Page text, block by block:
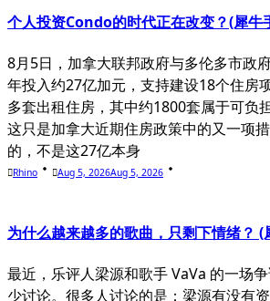
个人投资Condo的时代正在改变？(犀牛
8月5日，加拿大联邦政府与多伦多市政
年投入约27亿加元，支持建设18个住房
多套出租住房，其中约1800套属于可负
这只是加拿大近期住房政策中的又一项
的，不是这27亿本身
Rhino Aug 5, 2026Aug 5, 2026
为什么越来越多的歌曲，只剩下情绪？ (
最近，乐评人梁源和歌手 VaVa 的一场
少讨论。很多人讨论的是：梁源有没有